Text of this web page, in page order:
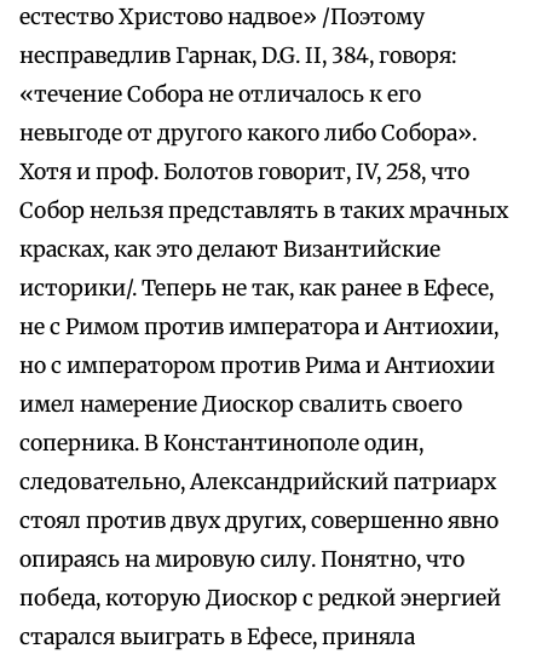
естество Христово надвое» /Поэтому
несправедлив Гарнак, D.G. II, 384, говоря:
«течение Собора не отличалось к его
невыгоде от другого какого либо Собора».
Хотя и проф. Болотов говорит, IV, 258, что
Собор нельзя представлять в таких мрачных
красках, как это делают Византийские
историки/. Теперь не так, как ранее в Ефесе,
не с Римом против императора и Антиохии,
но с императором против Рима и Антиохии
имел намерение Диоскор свалить своего
соперника. В Константинополе один,
следовательно, Александрийский патриарх
стоял против двух других, совершенно явно
опираясь на мировую силу. Понятно, что
победа, которую Диоскор с редкой энергией
старался выиграть в Ефесе, приняла